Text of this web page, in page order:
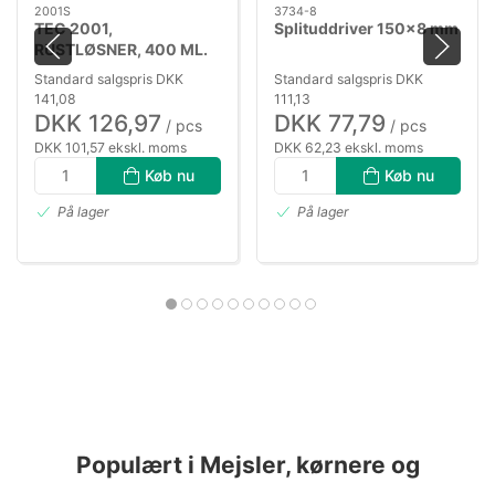
2001S
TEC 2001,
RUSTLØSNER, 400 ML.
SPRAY
Standard salgspris DKK
141,08
DKK 126,97 / pcs
DKK 101,57 ekskl. moms
Køb nu
På lager
3734-8
Splituddriver 150×8 mm
Standard salgspris DKK
111,13
DKK 77,79 / pcs
DKK 62,23 ekskl. moms
Køb nu
På lager
Populært i Mejsler, kørnere og